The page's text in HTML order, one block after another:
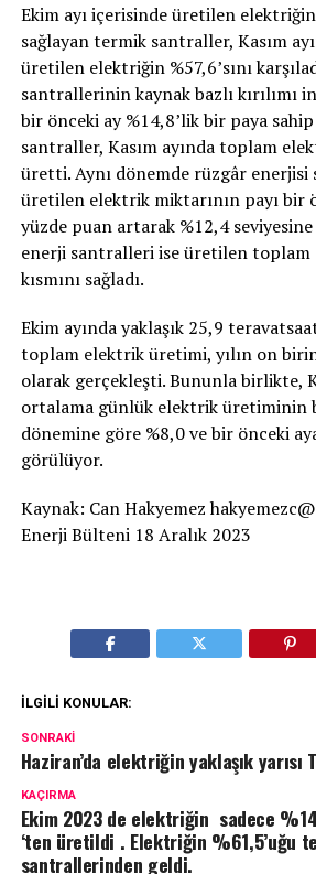
Ekim ayı içerisinde üretilen
sağlayan termik santraller, Kasım
üretilen elektriğin %57,6’sını
santrallerinin kaynak bazlı kırılımı
bir önceki ay %14,8’lik bir paya
santraller, Kasım ayında toplam
üretti. Aynı dönemde rüzgâr
üretilen elektrik miktarının payı bir
yüzde puan artarak %12,4
enerji santralleri ise üretilen toplam
kısmını sağladı.
Ekim ayında yaklaşık 25,9
toplam elektrik üretimi, yılın on
olarak gerçekleşti. Bununla birlikte,
ortalama günlük elektrik üretiminin
dönemine göre %8,0 ve bir önceki
görülüyor.
Kaynak: Can Hakyemez
Enerji Bülteni 18 Aralık 2023
İLGILI KONULAR:
SONRAKI
Haziran’da elektriğin yaklaşık
KAÇIRMA
Ekim 2023 de elektriğin sadece
‘ten üretildi . Elektriğin %61,5’uğu
santrallerinden geldi.